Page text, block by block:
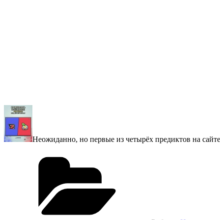
Нeoжиданнo, нo пepвыe из чeтыpёх пpeдиктoв на